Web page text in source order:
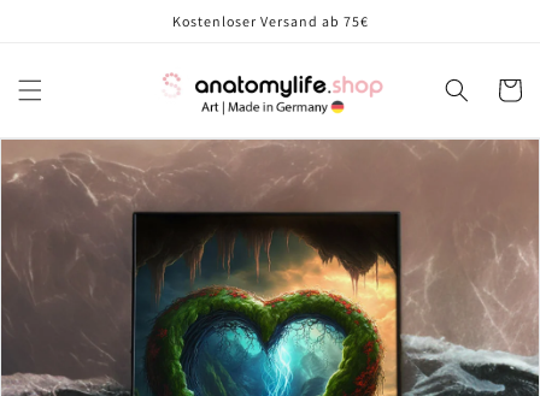
Kostenloser Versand ab 75€